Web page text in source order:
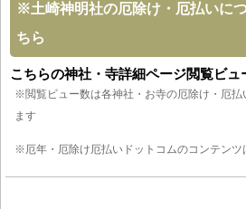
※土崎神明社の厄除け・厄払いに
ちら
こちらの神社・寺詳細ページ閲覧ビュ
※閲覧ビュー数は各神社・お寺の厄除け・厄
ます
※厄年・厄除け厄払いドットコムのコンテンツ